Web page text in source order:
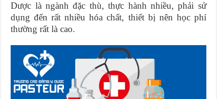
Dược là ngành đặc thù, thực hành nhiều, phải sử
dụng đến rất nhiều hóa chất, thiết bị nên học phí
thường rất là cao.